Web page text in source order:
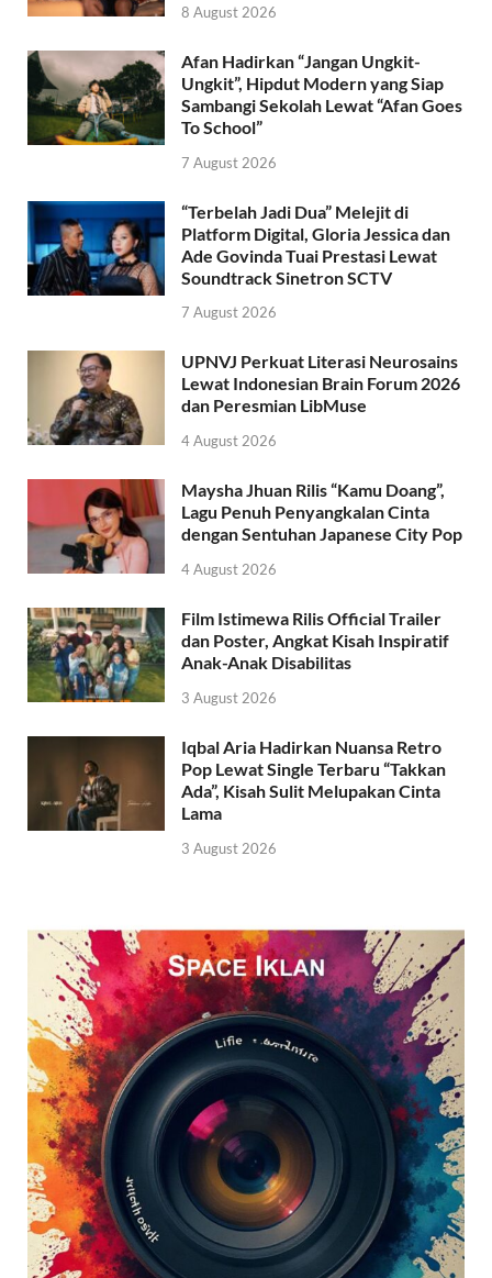
8 August 2026
Afan Hadirkan “Jangan Ungkit-
Ungkit”, Hipdut Modern yang Siap
Sambangi Sekolah Lewat “Afan Goes
To School”
7 August 2026
“Terbelah Jadi Dua” Melejit di
Platform Digital, Gloria Jessica dan
Ade Govinda Tuai Prestasi Lewat
Soundtrack Sinetron SCTV
7 August 2026
UPNVJ Perkuat Literasi Neurosains
Lewat Indonesian Brain Forum 2026
dan Peresmian LibMuse
4 August 2026
Maysha Jhuan Rilis “Kamu Doang”,
Lagu Penuh Penyangkalan Cinta
dengan Sentuhan Japanese City Pop
4 August 2026
Film Istimewa Rilis Official Trailer
dan Poster, Angkat Kisah Inspiratif
Anak-Anak Disabilitas
3 August 2026
Iqbal Aria Hadirkan Nuansa Retro
Pop Lewat Single Terbaru “Takkan
Ada”, Kisah Sulit Melupakan Cinta
Lama
3 August 2026